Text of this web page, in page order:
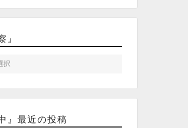
』
』最近の投稿